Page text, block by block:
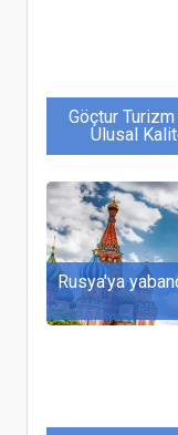
Göçtur
Ulusal
Rusya'ya